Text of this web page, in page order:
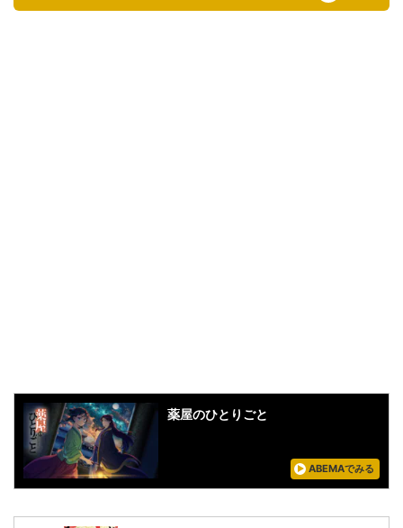
薬屋のひとりごと
ABEMAでみる